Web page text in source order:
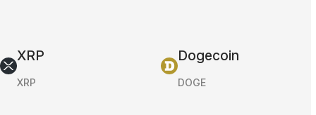
XRP
XRP
Dogecoin
DOGE